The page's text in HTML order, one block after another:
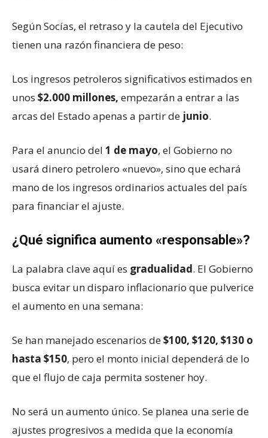
Según Socías, el retraso y la cautela del Ejecutivo
tienen una razón financiera de peso:
Los ingresos petroleros significativos estimados en
unos $2.000 millones, empezarán a entrar a las
arcas del Estado apenas a partir de junio.
Para el anuncio del 1 de mayo, el Gobierno no
usará dinero petrolero «nuevo», sino que echará
mano de los ingresos ordinarios actuales del país
para financiar el ajuste.
¿Qué significa aumento «responsable»?
La palabra clave aquí es gradualidad. El Gobierno
busca evitar un disparo inflacionario que pulverice
el aumento en una semana:
Se han manejado escenarios de$100, $120, $130 o
hasta $150, pero el monto inicial dependerá de lo
que el flujo de caja permita sostener hoy.
No será un aumento único. Se planea una serie de
ajustes progresivos a medida que la economía